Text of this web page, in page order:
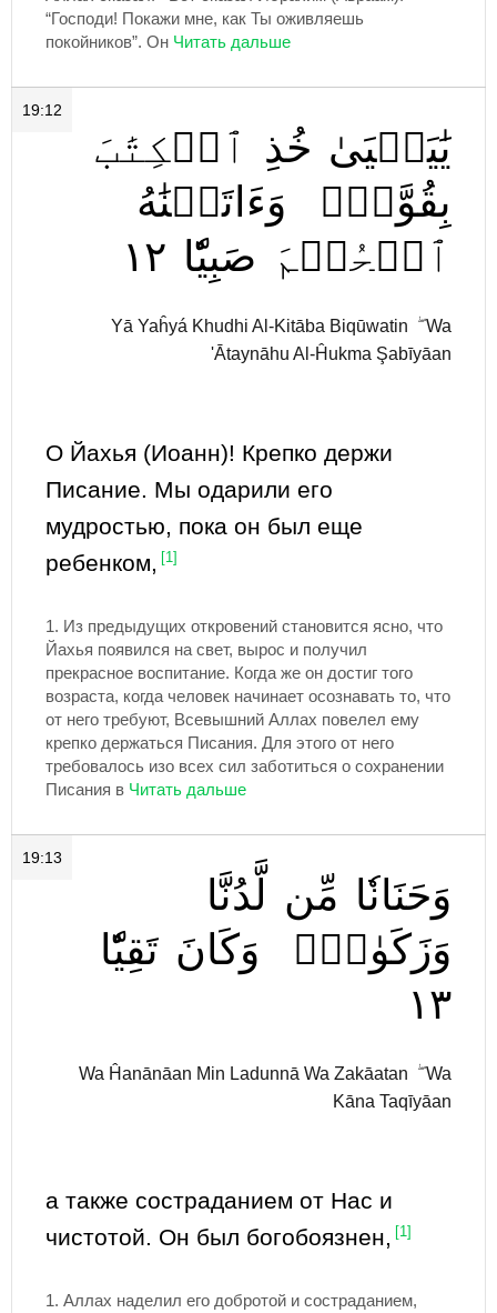
“Господи! Покажи мне, как Ты оживляешь
покойников”. Он
19:12
يَٰيَحۡيَىٰ خُذِ ٱلۡكِتَٰبَ
بِقُوَّةٖۖ
وَءَاتَيۡنَٰهُ
ٱلۡحُكۡمَ صَبِيّٗا ١٢
Yā Yaĥyá Khudhi Al-Kitāba Biqūwatin ۖ Wa
'Ātaynāhu Al-Ĥukma Şabīyāan
О Йахья (Иоанн)! Крепко держи
Писание. Мы одарили его
мудростью, пока он был еще
ребенком,
[1]
1. Из предыдущих откровений становится ясно, что
Йахья появился на свет, вырос и получил
прекрасное воспитание. Когда же он достиг того
возраста, когда человек начинает осознавать то, что
от него требуют, Всевышний Аллах повелел ему
крепко держаться Писания. Для этого от него
требовалось изо всех сил заботиться о сохранении
Писания в
19:13
وَحَنَانٗا مِّن لَّدُنَّا
وَزَكَوٰةٗۖ
وَكَانَ تَقِيّٗا
١٣
Wa Ĥanānāan Min Ladunnā Wa Zakāatan ۖ Wa
Kāna Taqīyāan
а также состраданием от Нас и
чистотой. Он был богобоязнен,
[1]
1. Аллах наделил его добротой и состраданием,